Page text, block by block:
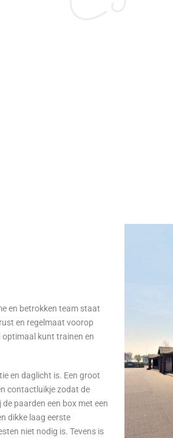
en betrokken team staat
en regelmaat voorop
optimaal kunt trainen en
en daglicht is. Een groot
contactluikje zodat de
paarden een box met een
dikke laag eerste
niet nodig is. Tevens is